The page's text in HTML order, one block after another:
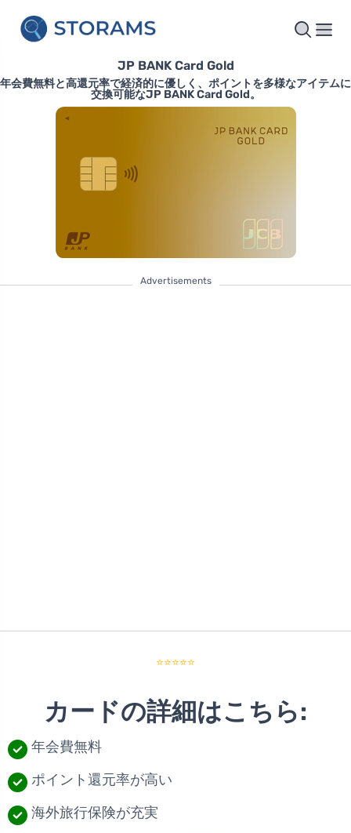
JP BANK Card Gold
年会費無料と高還元率で経済的に優しく、ポイントを多様なアイテムに
交換可能なJP BANK Card Gold。
Advertisements
⭐⭐⭐⭐⭐
カードの詳細はこちら:
年会費無料
ポイント還元率が高い
海外旅行保険が充実